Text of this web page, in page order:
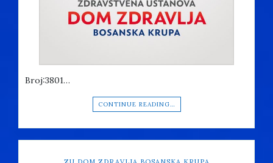
Broj:3801…
CONTINUE READING…